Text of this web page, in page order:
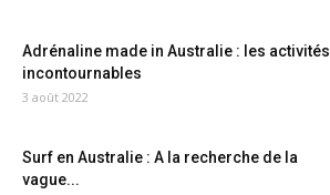
Adrénaline made in Australie : les activités
incontournables
3 août 2022
Surf en Australie : A la recherche de la
vague...